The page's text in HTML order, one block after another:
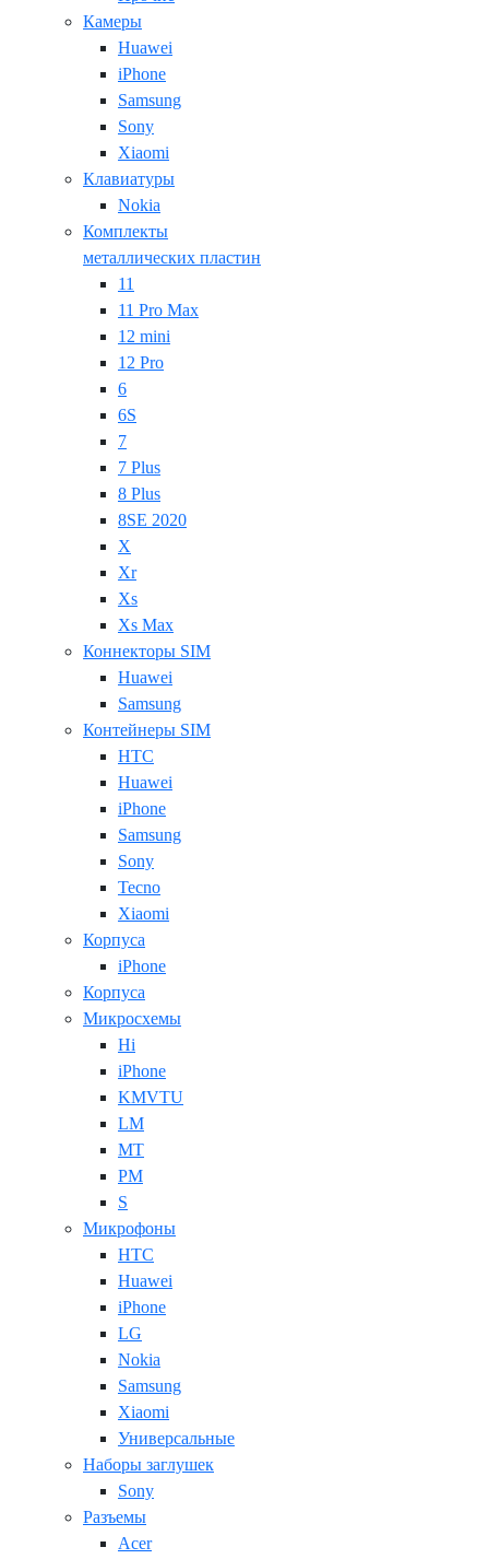
Камеры
Huawei
iPhone
Samsung
Sony
Xiaomi
Клавиатуры
Nokia
Комплекты
металлических пластин
11
11 Pro Max
12 mini
12 Pro
6
6S
7
7 Plus
8 Plus
8SE 2020
X
Xr
Xs
Xs Max
Коннекторы SIM
Huawei
Samsung
Контейнеры SIM
HTC
Huawei
iPhone
Samsung
Sony
Tecno
Xiaomi
Корпуса
iPhone
Корпуса
Микросхемы
Hi
iPhone
KMVTU
LM
MT
PM
S
Микрофоны
HTC
Huawei
iPhone
LG
Nokia
Samsung
Xiaomi
Универсальные
Наборы заглушек
Sony
Разъемы
Acer